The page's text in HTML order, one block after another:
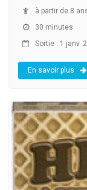
à partir de 8
30 minutes
Sortie : 1 janv.
En savoir plus